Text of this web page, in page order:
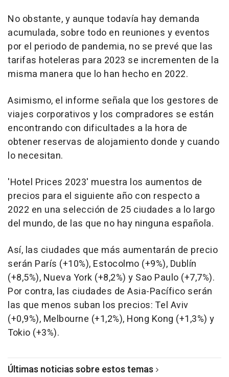
No obstante, y aunque todavía hay demanda
acumulada, sobre todo en reuniones y eventos
por el periodo de pandemia, no se prevé que las
tarifas hoteleras para 2023 se incrementen de la
misma manera que lo han hecho en 2022.
Asimismo, el informe señala que los gestores de
viajes corporativos y los compradores se están
encontrando con dificultades a la hora de
obtener reservas de alojamiento donde y cuando
lo necesitan.
'Hotel Prices 2023' muestra los aumentos de
precios para el siguiente año con respecto a
2022 en una selección de 25 ciudades a lo largo
del mundo, de las que no hay ninguna española.
Así, las ciudades que más aumentarán de precio
serán París (+10%), Estocolmo (+9%), Dublín
(+8,5%), Nueva York (+8,2%) y Sao Paulo (+7,7%).
Por contra, las ciudades de Asia-Pacífico serán
las que menos suban los precios: Tel Aviv
(+0,9%), Melbourne (+1,2%), Hong Kong (+1,3%) y
Tokio (+3%).
Últimas noticias sobre estos temas